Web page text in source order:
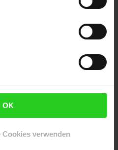
OK
verwenden
neutralweißem und
145 x 100 x 40 cm
40,5 x 28,5 x 42 cm